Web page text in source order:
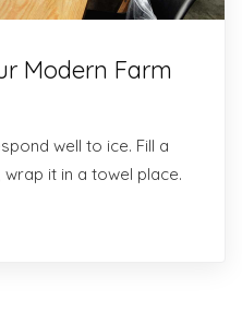
Modern Farm
well to ice. Fill a
it in a towel place.